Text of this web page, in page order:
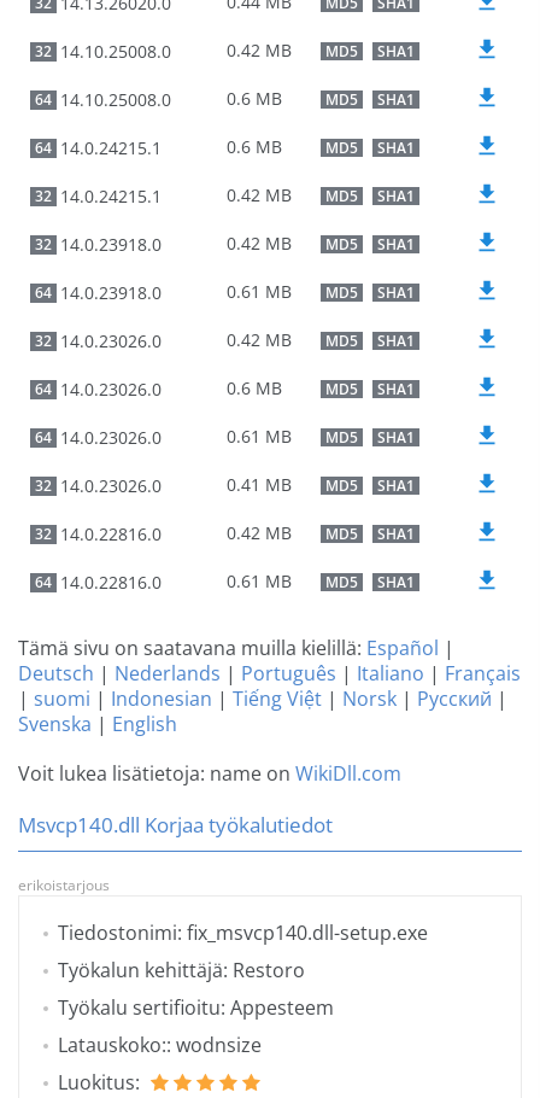
32 14.10.25008.0 0.42 MB MD5 SHA1
64 14.10.25008.0 0.6 MB MD5 SHA1
64 14.0.24215.1 0.6 MB MD5 SHA1
32 14.0.24215.1 0.42 MB MD5 SHA1
32 14.0.23918.0 0.42 MB MD5 SHA1
64 14.0.23918.0 0.61 MB MD5 SHA1
32 14.0.23026.0 0.42 MB MD5 SHA1
64 14.0.23026.0 0.6 MB MD5 SHA1
64 14.0.23026.0 0.61 MB MD5 SHA1
32 14.0.23026.0 0.41 MB MD5 SHA1
32 14.0.22816.0 0.42 MB MD5 SHA1
64 14.0.22816.0 0.61 MB MD5 SHA1
Tämä sivu on saatavana muilla kielillä: Español |
Deutsch | Nederlands | Português | Italiano | Français
| suomi | Indonesian | Tiếng Việt | Norsk | Русский |
Svenska | English
Voit lukea lisätietoja: name on WikiDll.com
Msvcp140.dll Korjaa työkalutiedot
erikoistarjous
Tiedostonimi: fix_msvcp140.dll-setup.exe
Työkalun kehittäjä: Restoro
Työkalu sertifioitu: Appesteem
Latauskoko:: wodnsize
Luokitus: